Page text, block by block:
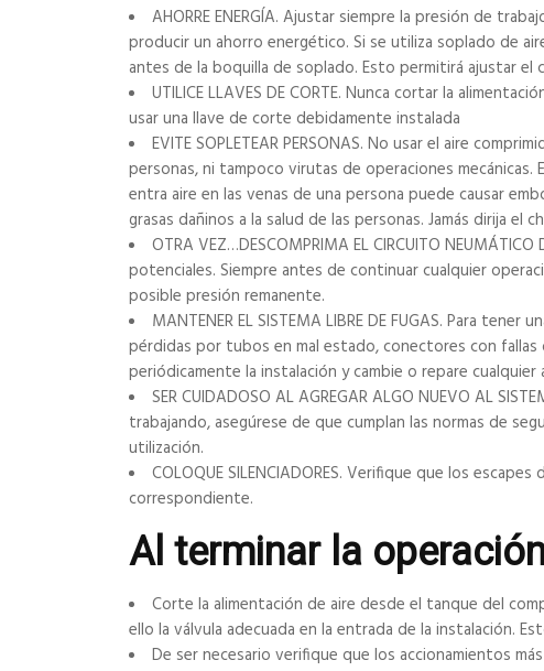
AHORRE ENERGÍA. Ajustar siempre la presión de
producir un ahorro energético. Si se utiliza soplado de
antes de la boquilla de soplado. Esto permitirá ajustar el
UTILICE LLAVES DE CORTE. Nunca cortar la
usar una llave de corte debidamente instalada
EVITE SOPLETEAR PERSONAS. No usar el aire
personas, ni tampoco virutas de operaciones
entra aire en las venas de una persona puede causar
grasas dañinos a la salud de las personas. Jamás dirija el
OTRA VEZ…DESCOMPRIMA EL CIRCUITO
potenciales. Siempre antes de continuar cualquier
posible presión remanente.
MANTENER EL SISTEMA LIBRE DE FUGAS. Para
pérdidas por tubos en mal estado, conectores con
periódicamente la instalación y cambie o repare cualquier
SER CUIDADOSO AL AGREGAR ALGO NUEVO AL
trabajando, asegúrese de que cumplan las normas de
utilización.
COLOQUE SILENCIADORES. Verifique que los
correspondiente.
Al terminar la
Corte la alimentación de aire desde el tanque del
ello la válvula adecuada en la entrada de la instalación.
De ser necesario verifique que los accionamientos